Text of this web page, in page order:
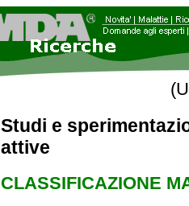
Studi e
attive
CLASSIFICAZIONE